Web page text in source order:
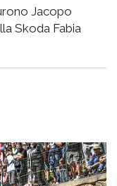
Jacopo
Skoda Fabia